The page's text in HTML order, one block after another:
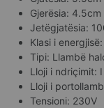
Gjerësia: 4.5cm
Jetëgjatësia:
Klasi i
Tipi: Llambë
Lloji i ndriçimit:
Lloji i
Tensioni: 230V